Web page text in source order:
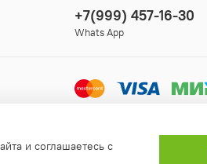
+7(999) 457-16-30
Whats App
и соглашаетесь с